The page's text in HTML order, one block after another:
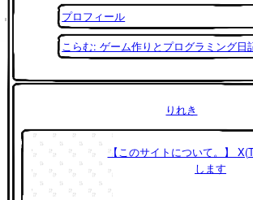
プロフィール
こらむ: ゲーム作りとプログラミング日
りれき
【このサイトについて。】
します